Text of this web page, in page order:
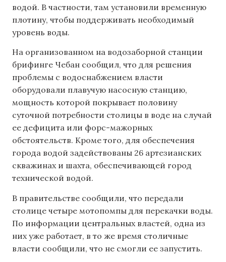
водой. В частности, там установили временную
плотину, чтобы поддерживать необходимый
уровень воды.
На организованном на водозаборной станции
брифинге Чебан сообщил, что для решения
проблемы с водоснабжением власти
оборудовали плавучую насосную станцию,
мощность которой покрывает половину
суточной потребности столицы в воде на случай
ее дефицита или форс-мажорных
обстоятельств. Кроме того, для обеспечения
города водой задействованы 26 артезианских
скважинах и шахта, обеспечивающей город
технической водой.
В правительстве сообщили, что передали
столице четыре мотопомпы для перекачки воды.
По информации центральных властей, одна из
них уже работает, в то же время столичные
власти сообщили, что не смогли ее запустить.